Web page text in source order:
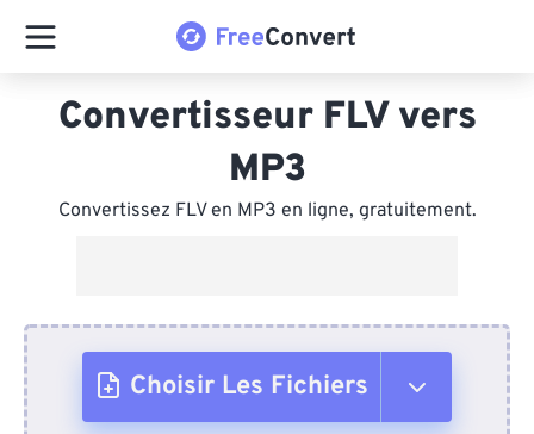
Convertisseur FLV vers
MP3
Convertissez FLV en MP3 en ligne, gratuitement.
Choisir Les Fichiers